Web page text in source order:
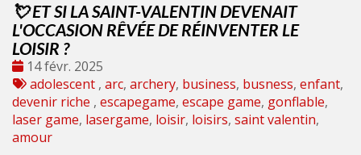
💘 ET SI LA SAINT-VALENTIN DEVENAIT
L'OCCASION RÊVÉE DE RÉINVENTER LE
LOISIR ?
Date
:
14 févr. 2025
Tags
:
adolescent , arc, archery, business, busness, enfant,
devenir riche , escapegame, escape game, gonflable,
laser game, lasergame, loisir, loisirs, saint valentin,
amour